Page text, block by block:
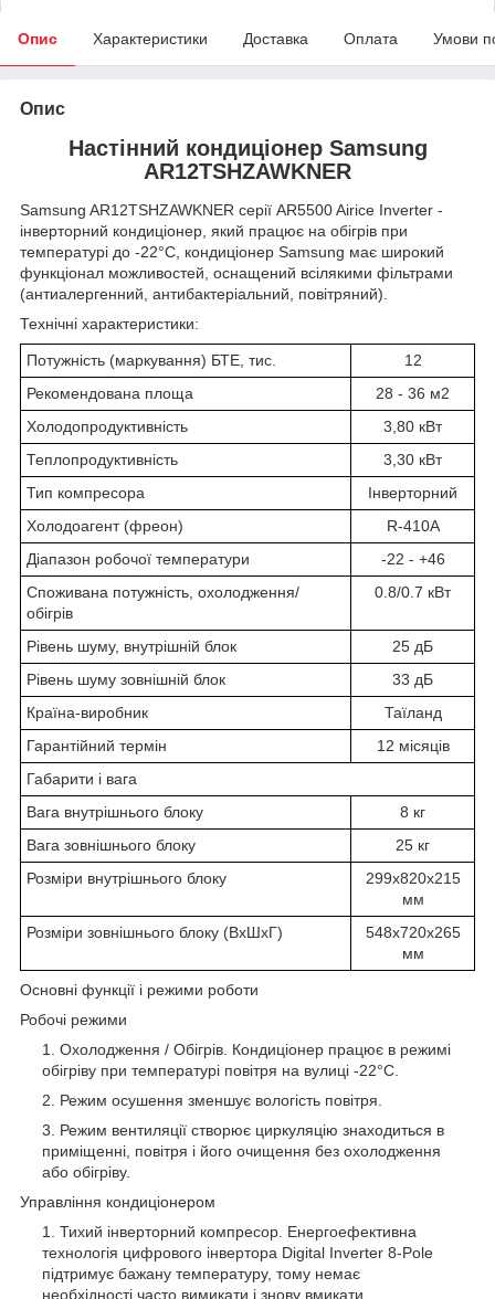
Опис Характеристики Доставка Оплата Умови
Опис
Настінний кондиціонер Samsung
AR12TSHZAWKNER
Samsung AR12TSHZAWKNER серії AR5500 Airice Inverter -
інверторний кондиціонер, який працює на обігрів при
температурі до -22°C, кондиціонер Samsung має широкий
функціонал можливостей, оснащений всілякими фільтрами
(антиалергенний, антибактеріальний, повітряний).
Технічні характеристики:
Потужність (маркування) БТЕ, тис.
12
Рекомендована площа
28 - 36 м2
Холодопродуктивність
3,80 кВт
Теплопродуктивність
3,30 кВт
Тип компресора
Інверторний
Холодоагент (фреон)
R-410А
Діапазон робочої температури
-22 - +46
Споживана потужність, охолодження/
обігрів
0.8/0.7 кВт
Рівень шуму, внутрішній блок
25 дБ
Рівень шуму зовнішній блок
33 дБ
Країна-виробник
Таїланд
Гарантійний термін
12 місяців
Габарити і вага
Вага внутрішнього блоку
8 кг
Вага зовнішнього блоку
25 кг
Розміри внутрішнього блоку
299х820х215
мм
Розміри зовнішнього блоку (ВхШхГ)
548х720х265
мм
Основні функції і режими роботи
Робочі режими
Охолодження / Обігрів. Кондиціонер працює в режимі
обігріву при температурі повітря на вулиці -22°С.
Режим осушення зменшує вологість повітря.
Режим вентиляції створює циркуляцію знаходиться в
приміщенні, повітря і його очищення без охолодження
або обігріву.
Управління кондиціонером
Тихий інверторний компресор. Енергоефективна
технологія цифрового інвертора Digital Inverter 8-Pole
підтримує бажану температуру, тому немає
необхідності часто вимикати і знову вмикати